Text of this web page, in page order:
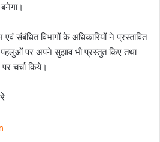
एवं संबंधित विभागों के अधिकारियों ने प्रस्तावित
पहलुओं पर अपने सुझाव भी प्रस्तुत किए तथा
चर्चा किये।